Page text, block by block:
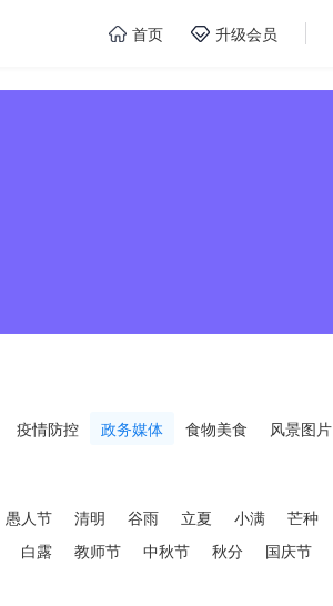
首页 升级会员
疫情防控 政务媒体 食物美食 风景图片
愚人节 清明 谷雨 立夏 小满 芒种
白露 教师节 中秋节 秋分 国庆节